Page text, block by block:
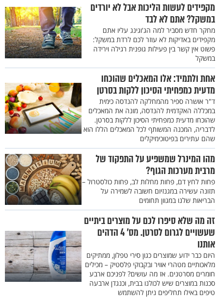
מקפידים לעשות הליכות אבל לא יורדים
במשקל? אתם לא לבד
מחקר חדש מסביר למה הג'וגינג עליו אתם
מקפידים באדיקות לא עוזר לכם לרדת במשקל:
פשוט אין קשר בין פעילות גופנית רגילה וירידה
במשקל
אחת ולתמיד: אלו המאכלים שהוכחו
מדעית כמפחיתי הסיכון ללקות בסרטן
ד"ר אושרה ספיר מהמחלקה להנדסה כימית
במכללה האקדמית להנדסה, מונה את המאכלים
שהוכחו מדעית כמפחיתי הסיכון ללקות בסרטן.
לדבריה, המכנה המשותף לכל המאכלים הללו הוא
שהם עתירים בפיטוכימיקלים
מהו המינרל שמשפיע על התפקוד של
מרבית מערכות הגוף?
פחות לחץ דם, פחות מחלות לב, פחות כולסטרול –
תזונה עשירה במגנזיום חשובה לשמירה על
הבריאות שלנו במגוון תחומים
זה מה שלא סיפרו לכם על מוצרים ביתיים
שעשויים לגרום לסרטן. מס’ 4 הדהים
אותנו
היום כבר ידוע שמוצרים כגון סירי טפלון, ממתיקים
מלאכותיים מטהרי אוויר ובקבוקי פלסטיק – מכילים
חומרים מסרטנים. אז מה עושים? לפניכם ארבע
סכנות במוצרים שיש לכולנו בבית, וכנגדן ארבעה
טיפים באילו תחליפים ניתן להשתמש